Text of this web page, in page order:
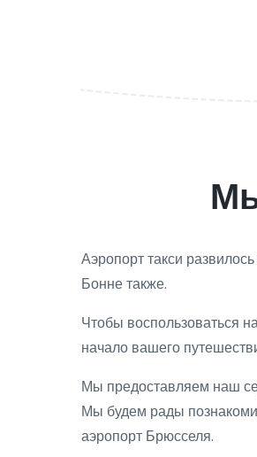
Аэропорт такси
Бонне также.
Чтобы воспользоваться
начало вашего
Мы предоставляем наш
Мы будем рады
аэропорт Брюсселя.